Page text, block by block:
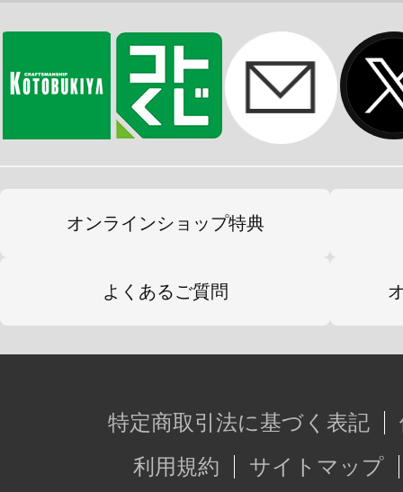
オンラインショップ特典
よくあるご質問
特定商取引法に基づく表記
利用規約
サイトマップ